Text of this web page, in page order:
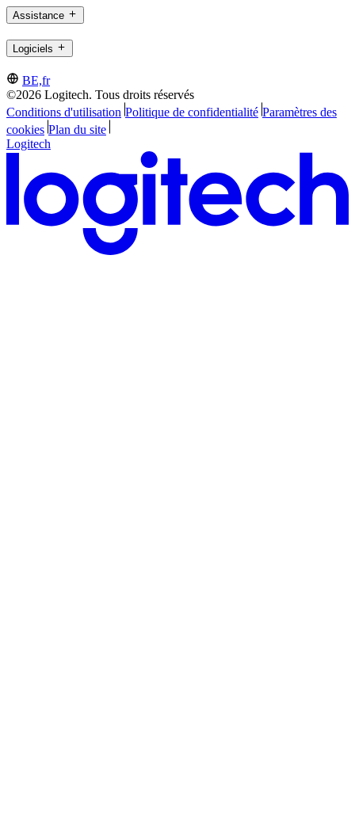
Assistance
Logiciels
BE,fr
©2026 Logitech. Tous droits réservés
Conditions d'utilisation Politique de confidentialité Paramètres des
cookies Plan du site
Logitech